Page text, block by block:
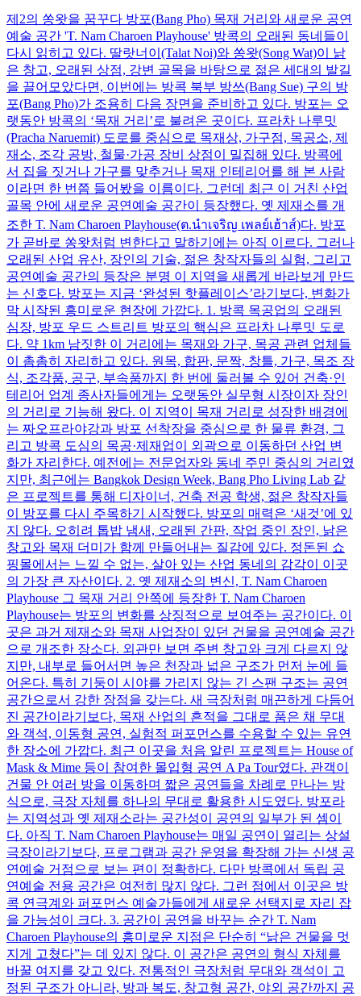
제2의 쏭왓을 꿈꾸다 방포(Bang Pho) 목재 거리와 새로운 공연
예술 공간 'T. Nam Charoen Playhouse' 방콕의 오래된 동네들이
다시 읽히고 있다. 딸랏너이(Talat Noi)와 쏭왓(Song Wat)이 낡
은 창고, 오래된 상점, 강변 골목을 바탕으로 젊은 세대의 발길
을 끌어모았다면, 이번에는 방콕 북부 방쓰(Bang Sue) 구의 방
포(Bang Pho)가 조용히 다음 장면을 준비하고 있다. 방포는 오
랫동안 방콕의 ‘목재 거리’로 불려온 곳이다. 프라차 나루밋
(Pracha Naruemit) 도로를 중심으로 목재상, 가구점, 목공소, 제
재소, 조각 공방, 철물·가공 장비 상점이 밀집해 있다. 방콕에
서 집을 짓거나 가구를 맞추거나 목재 인테리어를 해 본 사람
이라면 한 번쯤 들어봤을 이름이다. 그런데 최근 이 거친 산업
골목 안에 새로운 공연예술 공간이 등장했다. 옛 제재소를 개
조한 T. Nam Charoen Playhouse(ต.นำเจริญ เพลย์เฮ้าส์)다. 방포
가 곧바로 쏭왓처럼 변한다고 말하기에는 아직 이르다. 그러나
오래된 산업 유산, 장인의 기술, 젊은 창작자들의 실험, 그리고
공연예술 공간의 등장은 분명 이 지역을 새롭게 바라보게 만드
는 신호다. 방포는 지금 ‘완성된 핫플레이스’라기보다, 변화가
막 시작된 흥미로운 현장에 가깝다. 1. 방콕 목공업의 오래된
심장, 방포 우드 스트리트 방포의 핵심은 프라차 나루밋 도로
다. 약 1km 남짓한 이 거리에는 목재와 가구, 목공 관련 업체들
이 촘촘히 자리하고 있다. 원목, 합판, 문짝, 창틀, 가구, 목조 장
식, 조각품, 공구, 부속품까지 한 번에 둘러볼 수 있어 건축·인
테리어 업계 종사자들에게는 오랫동안 실무형 시장이자 장인
의 거리로 기능해 왔다. 이 지역이 목재 거리로 성장한 배경에
는 짜오프라야강과 방포 선착장을 중심으로 한 물류 환경, 그
리고 방콕 도심의 목공·제재업이 외곽으로 이동하던 산업 변
화가 자리한다. 예전에는 전문업자와 동네 주민 중심의 거리였
지만, 최근에는 Bangkok Design Week, Bang Pho Living Lab 같
은 프로젝트를 통해 디자이너, 건축 전공 학생, 젊은 창작자들
이 방포를 다시 주목하기 시작했다. 방포의 매력은 ‘새것’에 있
지 않다. 오히려 톱밥 냄새, 오래된 간판, 작업 중인 장인, 낡은
창고와 목재 더미가 함께 만들어내는 질감에 있다. 정돈된 쇼
핑몰에서는 느낄 수 없는, 살아 있는 산업 동네의 감각이 이곳
의 가장 큰 자산이다. 2. 옛 제재소의 변신, T. Nam Charoen
Playhouse 그 목재 거리 안쪽에 등장한 T. Nam Charoen
Playhouse는 방포의 변화를 상징적으로 보여주는 공간이다. 이
곳은 과거 제재소와 목재 사업장이 있던 건물을 공연예술 공간
으로 개조한 장소다. 외관만 보면 주변 창고와 크게 다르지 않
지만, 내부로 들어서면 높은 천장과 넓은 구조가 먼저 눈에 들
어온다. 특히 기둥이 시야를 가리지 않는 긴 스팬 구조는 공연
공간으로서 강한 장점을 갖는다. 새 극장처럼 매끈하게 다듬어
진 공간이라기보다, 목재 산업의 흔적을 그대로 품은 채 무대
와 객석, 이동형 공연, 실험적 퍼포먼스를 수용할 수 있는 유연
한 장소에 가깝다. 최근 이곳을 처음 알린 프로젝트는 House of
Mask & Mime 등이 참여한 몰입형 공연 A Pa Tour였다. 관객이
건물 안 여러 방을 이동하며 짧은 공연들을 차례로 만나는 방
식으로, 극장 자체를 하나의 무대로 활용한 시도였다. 방포라
는 지역성과 옛 제재소라는 공간성이 공연의 일부가 된 셈이
다. 아직 T. Nam Charoen Playhouse는 매일 공연이 열리는 상설
극장이라기보다, 프로그램과 공간 운영을 확장해 가는 신생 공
연예술 거점으로 보는 편이 정확하다. 다만 방콕에서 독립 공
연예술 전용 공간은 여전히 많지 않다. 그런 점에서 이곳은 방
콕 연극계와 퍼포먼스 예술가들에게 새로운 선택지로 자리 잡
을 가능성이 크다. 3. 공간이 공연을 바꾸는 순간 T. Nam
Charoen Playhouse의 흥미로운 지점은 단순히 “낡은 건물을 멋
지게 고쳤다”는 데 있지 않다. 이 공간은 공연의 형식 자체를
바꿀 여지를 갖고 있다. 전통적인 극장처럼 무대와 객석이 고
정된 구조가 아니라, 방과 복도, 창고형 공간, 야외 공간까지 공